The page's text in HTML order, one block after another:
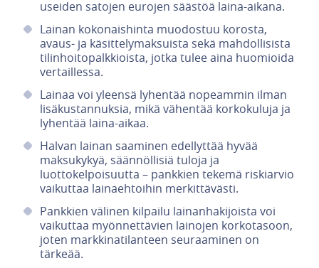
useiden satojen eurojen säästöä laina-aikana.
Lainan kokonaishinta muodostuu korosta,
avaus- ja käsittelymaksuista sekä mahdollisista
tilinhoitopalkkioista, jotka tulee aina huomioida
vertaillessa.
Lainaa voi yleensä lyhentää nopeammin ilman
lisäkustannuksia, mikä vähentää korkokuluja ja
lyhentää laina-aikaa.
Halvan lainan saaminen edellyttää hyvää
maksukykyä, säännöllisiä tuloja ja
luottokelpoisuutta – pankkien tekemä riskiarvio
vaikuttaa lainaehtoihin merkittävästi.
Pankkien välinen kilpailu lainanhakijoista voi
vaikuttaa myönnettävien lainojen korkotasoon,
joten markkinatilanteen seuraaminen on
tärkeää.